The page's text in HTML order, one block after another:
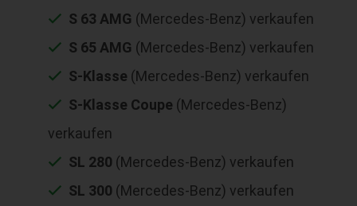
S 63 AMG (Mercedes-Benz) verkaufen
S 65 AMG (Mercedes-Benz) verkaufen
S-Klasse (Mercedes-Benz) verkaufen
S-Klasse Coupe (Mercedes-Benz)
verkaufen
SL 280 (Mercedes-Benz) verkaufen
SL 300 (Mercedes-Benz) verkaufen